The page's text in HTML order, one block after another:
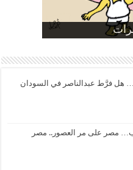
مصر
هل فرَّط عبدالناصر في السودان
مصر على مر العصور.. مصر